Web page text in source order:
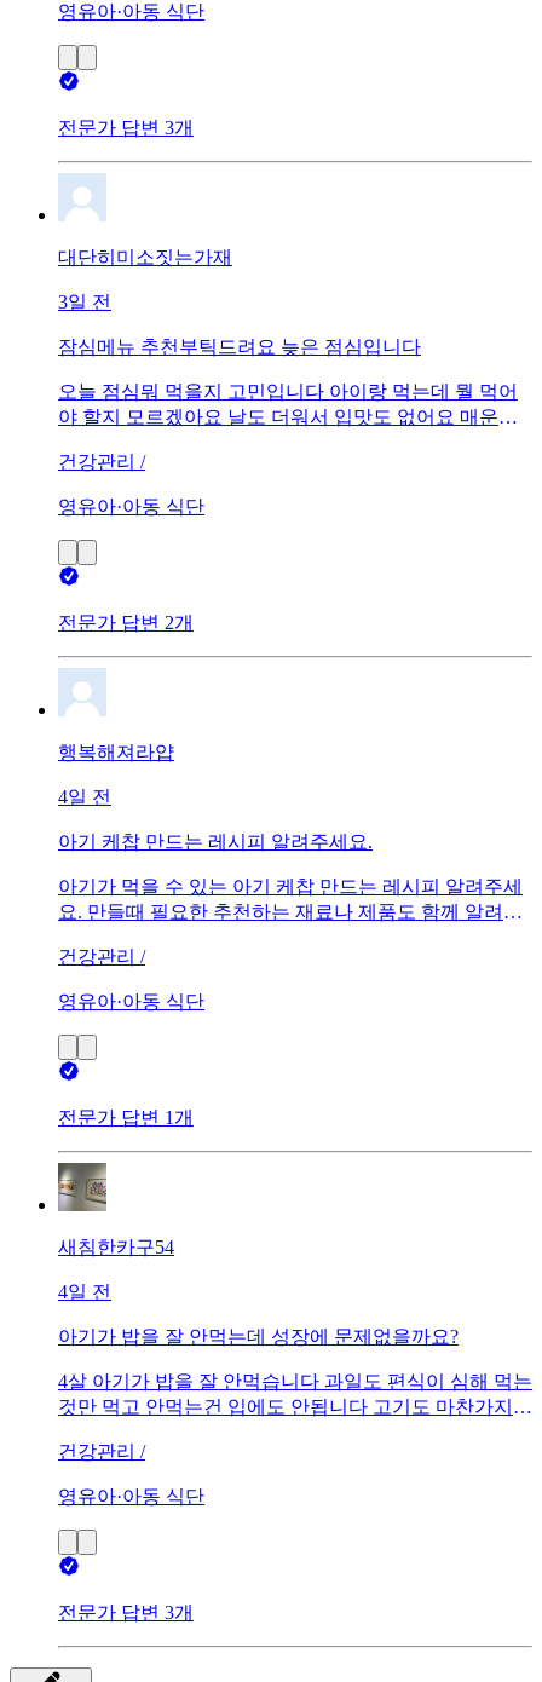
철분제는 어느 시간대에 먹이는게 좋을까요
영유아·아동 식단
전문가 답변 3개
대단히미소짓는가재
3일 전
잠심메뉴 추천부틱드려요 늦은 점심입니다
오늘 점심뭐 먹을지 고민입니다 아이랑 먹는데 뭘 먹어
야 할지 모르겠아요 날도 더워서 입맛도 없어요 매운건
건강관리 /
영유아·아동 식단
전문가 답변 2개
행복해져라얍
4일 전
아기 케찹 만드는 레시피 알려주세요.
아기가 먹을 수 있는 아기 케찹 만드는 레시피 알려주세
요. 만들때 필요한 추천하는 재료나 제품도 함께 알려주
건강관리 /
영유아·아동 식단
전문가 답변 1개
새침한카구54
4일 전
아기가 밥을 잘 안먹는데 성장에 문제없을까요?
4살 아기가 밥을 잘 안먹습니다 과일도 편식이 심해 먹는
것만 먹고 안먹는건 입에도 안됩니다 고기도 마찬가지고
건강관리 /
영유아·아동 식단
전문가 답변 3개